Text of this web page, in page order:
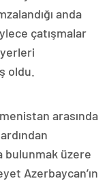
anda
çatışmalar
oldu.
arasında
bulunmak üzere
Azerbaycan’ın